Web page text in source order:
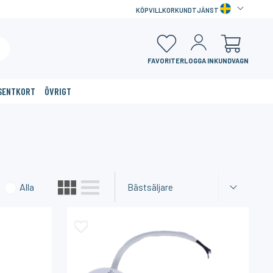
KÖPVILLKORKUNDTJÄNST
FAVORITERLOGGA INKUNDVAGN
ÖVRIGT
Bästsäljare
Alla